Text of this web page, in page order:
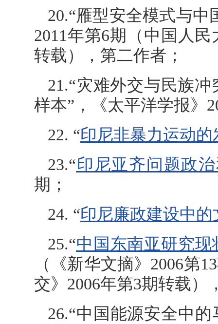
20.“雁型安全模式与
2011年第6期（中国人
转载），第二作者；
21.“灾难外交与民族
样本”，《太平洋学报》
22. “印尼非暴力运动
23.“印尼亚齐问题政
期；
24. “印尼廉政建设中的
25.“中国东南亚研究
（《新华文摘》2006第
交》2006年第3期转载）
26.“中国能源安全中